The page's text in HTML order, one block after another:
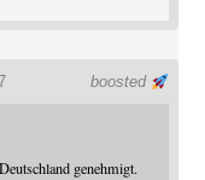
boosted
genehmigt.